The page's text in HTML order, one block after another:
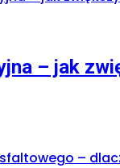
– jak